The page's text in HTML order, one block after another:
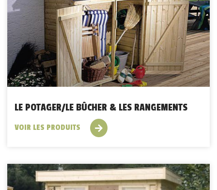
LE POTAGER/LE BÛCHER & LES RANGEMENTS
VOIR LES PRODUITS